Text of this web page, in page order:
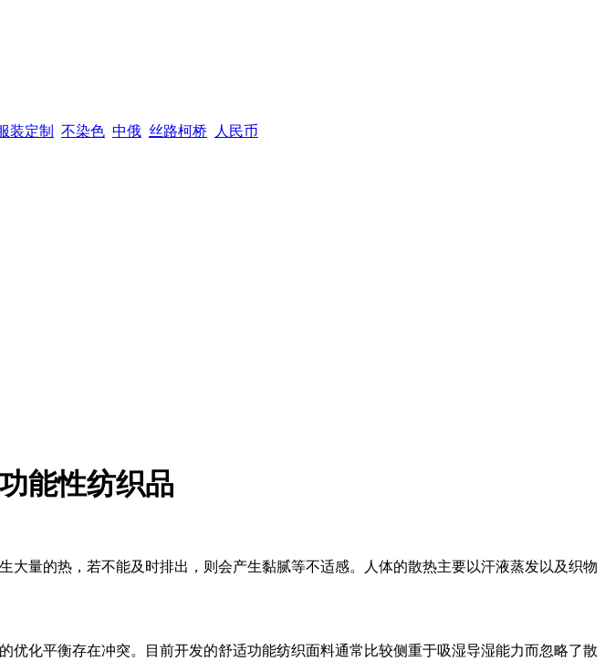
装定制 不染色 中俄 丝路柯桥 人民币
能性纺织品
量的热，若不能及时排出，则会产生黏腻等不适感。人体的散热主要以汗液蒸发以及织物
化平衡存在冲突。目前开发的舒适功能纺织面料通常比较侧重于吸湿导湿能力而忽略了散